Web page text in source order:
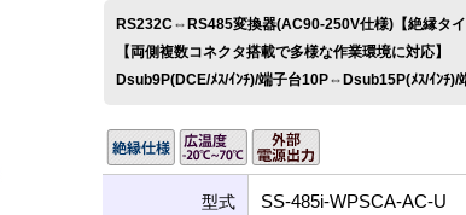
RS232C⇔RS485変換器(AC90-250V仕様)【絶縁タ
【両側複数コネクタ搭載で多様な作業環境に対応】
Dsub9P(DCE/ﾒｽ/ｲﾝﾁ)/端子台10P⇔Dsub15P(ﾒｽ/ｲﾝﾁ)/
型式 SS-485i-WPSCA-AC-U